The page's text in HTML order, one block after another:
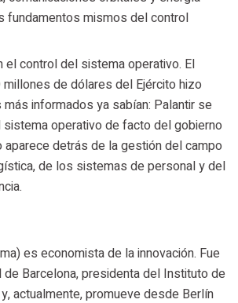
fundamentos mismos del control
el control del sistema operativo. El
de dólares del Ejército hizo
informados ya sabían: Palantir se
sistema operativo de facto del gobierno
aparece detrás de la gestión del campo
de los sistemas de personal y del
es economista de la innovación. Fue
de Barcelona, presidenta del Instituto de
actualmente, promueve desde Berlín